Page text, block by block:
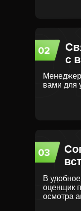
с
вами для
В
оценщик
осмотра